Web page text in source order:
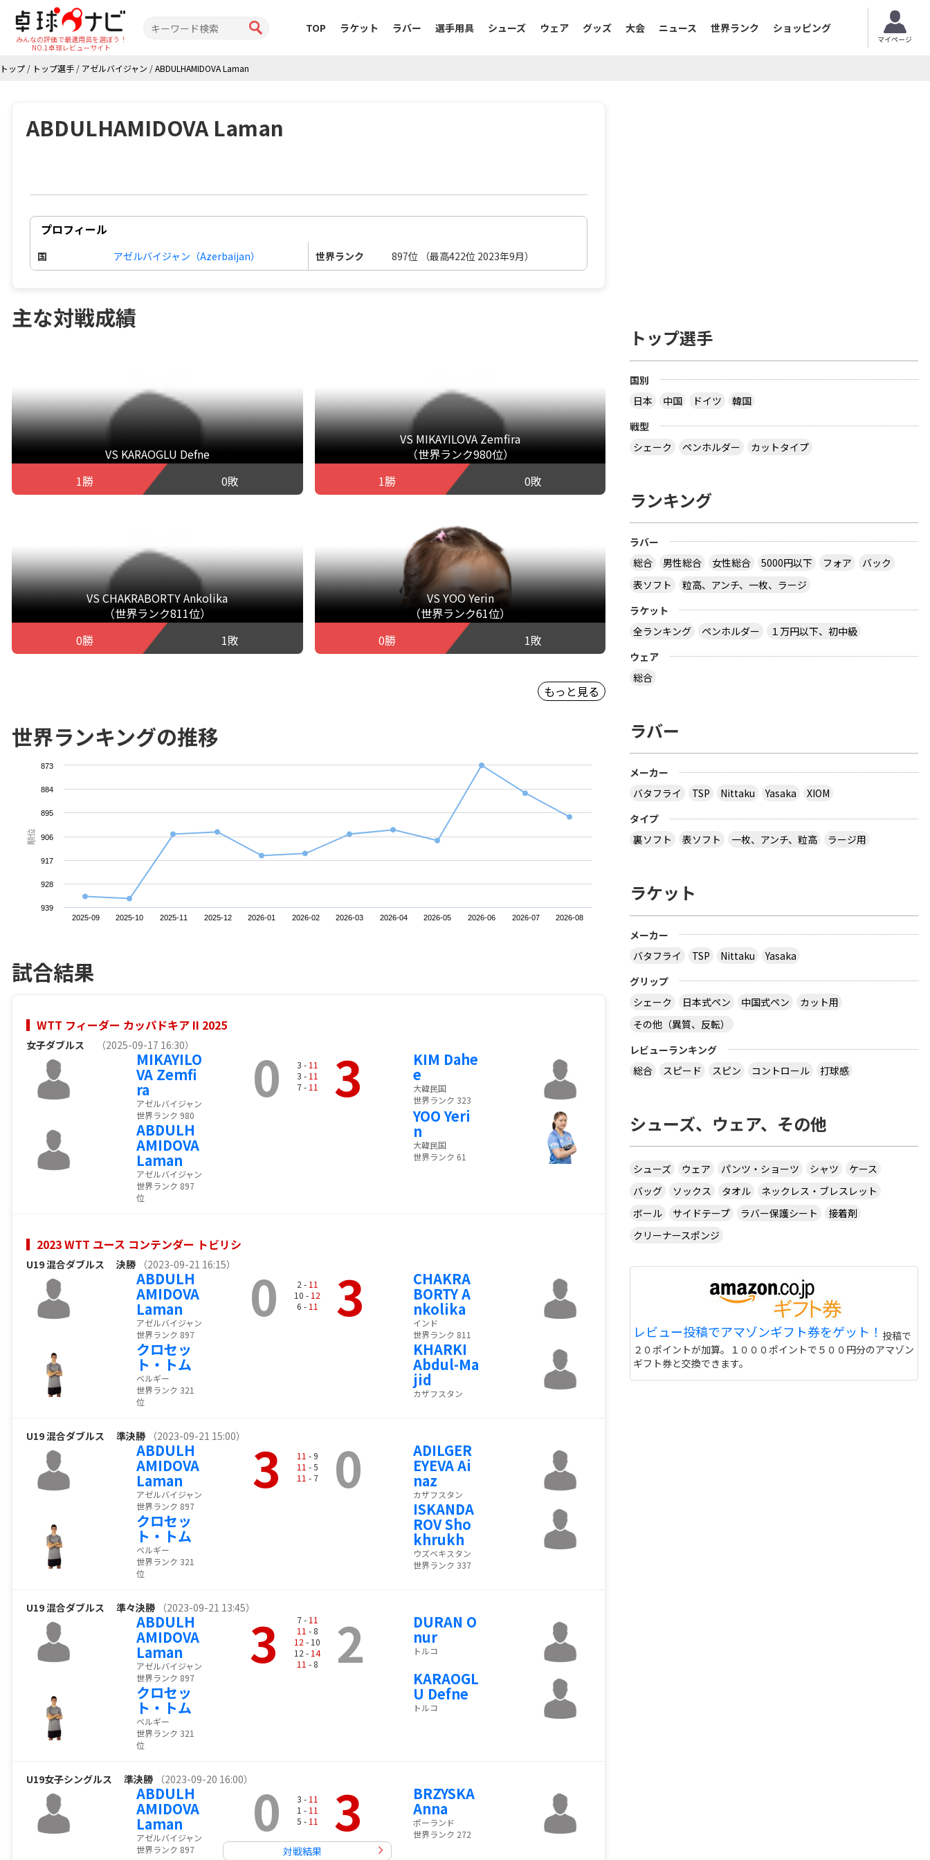
みんなの評価で最適用具を選ぼう！
NO.1卓球レビューサイト
TOP ラケット ラバー 選手用具 シューズ ウェア グッズ 大会 ニュース 世界ランク ショッピング
マイページ
トップ / トップ選手 / アゼルバイジャン /ABDULHAMIDOVA Laman
ABDULHAMIDOVA Laman
プロフィール
国 アゼルバイジャン（Azerbaijan） 世界ランク 897位 （最高422位 2023年9月）
主な対戦成績
VS KARAOGLU Defne
1勝
0敗
VS MIKAYILOVA Zemfira
（世界ランク980位）
1勝
0敗
VS CHAKRABORTY Ankolika
（世界ランク811位）
0勝
1敗
VS YOO Yerin
（世界ランク61位）
0勝
1敗
もっと見る
世界ランキングの推移
順位
2025-09 2025-10 2025-11 2025-12 2026-01 2026-02 2026-03 2026-04 2026-05 2026-06 2026-07 2026-08
873
884
895
906
917
928
939
試合結果
WTT フィーダー カッパドキア II 2025
女子ダブルス （2025-09-17 16:30）
MIKAYILO
VA Zemfi
ra
アゼルバイジャン
世界ランク 980
ABDULH
AMIDOVA
Laman
アゼルバイジャン
世界ランク 897
位
0 3 - 11
3 - 11
7 - 11 3 KIM Dahe
e
大韓民国
世界ランク 323
YOO Yeri
n
大韓民国
世界ランク 61
2023 WTT ユース コンテンダー トビリシ
U19 混合ダブルス 決勝 （2023-09-21 16:15）
ABDULH
AMIDOVA
Laman
アゼルバイジャン
世界ランク 897
クロセッ
ト・トム
ベルギー
世界ランク 321
位
0 2 - 11
10 - 12
6 - 11 3 CHAKRA
BORTY A
nkolika
インド
世界ランク 811
KHARKI
Abdul-Ma
jid
カザフスタン
U19 混合ダブルス 準決勝 （2023-09-21 15:00）
ABDULH
AMIDOVA
Laman
アゼルバイジャン
世界ランク 897
クロセッ
ト・トム
ベルギー
世界ランク 321
位
3 11 - 9
11 - 5
11 - 7 0 ADILGER
EYEVA Ai
naz
カザフスタン
ISKANDA
ROV Sho
khrukh
ウズベキスタン
世界ランク 337
U19 混合ダブルス 準々決勝 （2023-09-21 13:45）
ABDULH
AMIDOVA
Laman
アゼルバイジャン
世界ランク 897
クロセッ
ト・トム
ベルギー
世界ランク 321
位
3 7 - 11
11 - 8
12 - 10
12 - 14
11 - 8 2 DURAN O
nur
トルコ
KARAOGL
U Defne
トルコ
U19女子シングルス 準決勝 （2023-09-20 16:00）
ABDULH
AMIDOVA
Laman
アゼルバイジャン
世界ランク 897
0 3 - 11
1 - 11
5 - 11 3
対戦結果
BRZYSKA
Anna
ポーランド
世界ランク 272
トップ選手
国別
日本
中国 ドイツ
韓国
戦型
シェーク
ペンホルダー カットタイプ
ランキング
ラバー
総合
男性総合 女性総合 5000円以下 フォア
バック
表ソフト
粒高、アンチ、一枚、ラージ
ラケット
全ランキング
ペンホルダー
１万円以下、初中級
ウェア
総合
ラバー
メーカー
バタフライ
TSP Nittaku Yasaka
XIOM
タイプ
裏ソフト
表ソフト 一枚、アンチ、粒高 ラージ用
ラケット
メーカー
バタフライ
TSP Nittaku
Yasaka
グリップ
シェーク
日本式ペン 中国式ペン
カット用
その他（異質、反転）
レビューランキング
総合
スピード スピン コントロール 打球感
シューズ、ウェア、その他
シューズ ウェア パンツ・ショーツ シャツ
ケース
バッグ
ソックス タオル
ネックレス・ブレスレット
ボール
サイドテープ ラバー保護シート
接着剤
クリーナースポンジ
レビュー投稿でアマゾンギフト券をゲット！ 投稿で
２０ポイントが加算。１０００ポイントで５００円分のアマゾン
ギフト券と交換できます。